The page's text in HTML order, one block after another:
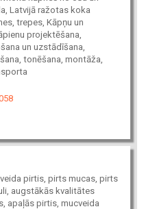
Latvijā ražotas koka
trepes, Kāpņu un
projektēšana,
un uzstādīšana,
tonēšana, montāža,
pirtis, pirts mucas, pirts
augstākās kvalitātes
apaļās pirtis, mucveida